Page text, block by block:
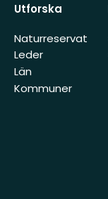
Utforska
Naturreservat
Leder
Län
Kommuner